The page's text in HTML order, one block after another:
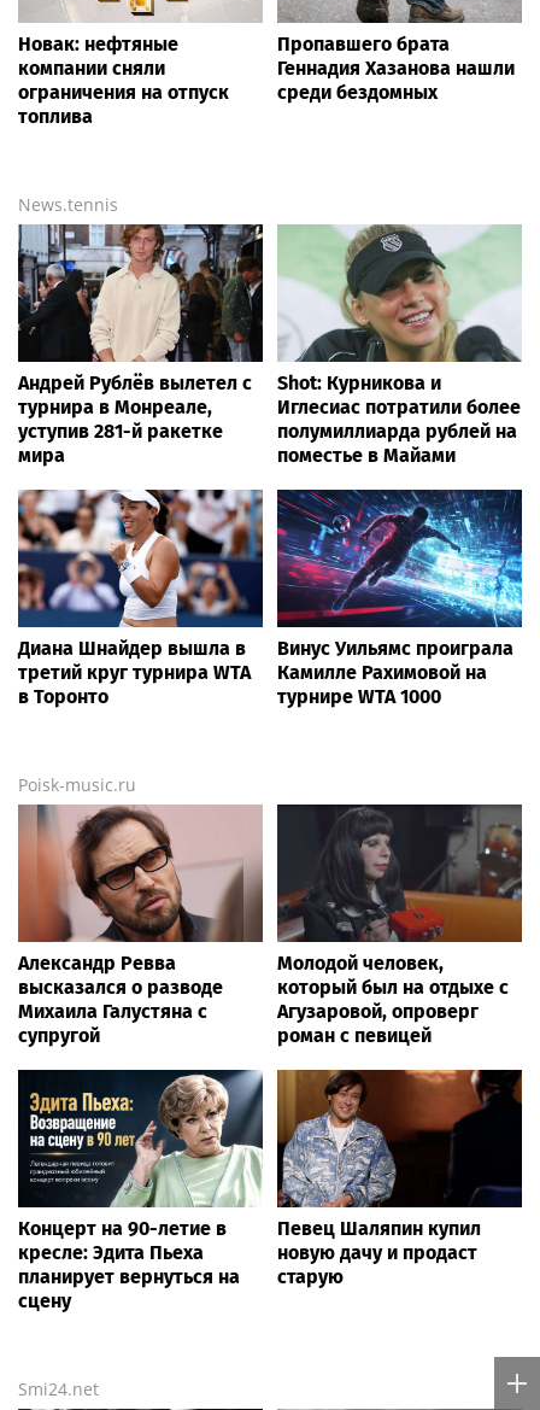
Новак: нефтяные
компании сняли
ограничения на отпуск
топлива
Пропавшего брата
Геннадия Хазанова нашли
среди бездомных
News.tennis
Андрей Рублёв вылетел с
турнира в Монреале,
уступив 281-й ракетке
мира
Shot: Курникова и
Иглесиас потратили более
полумиллиарда рублей на
поместье в Майами
Диана Шнайдер вышла в
третий круг турнира WTA
в Торонто
Винус Уильямс проиграла
Камилле Рахимовой на
турнире WTA 1000
Poisk-music.ru
Александр Ревва
высказался о разводе
Михаила Галустяна с
супругой
Молодой человек,
который был на отдыхе с
Агузаровой, опроверг
роман с певицей
Концерт на 90-летие в
кресле: Эдита Пьеха
планирует вернуться на
сцену
Певец Шаляпин купил
новую дачу и продаст
старую
Smi24.net